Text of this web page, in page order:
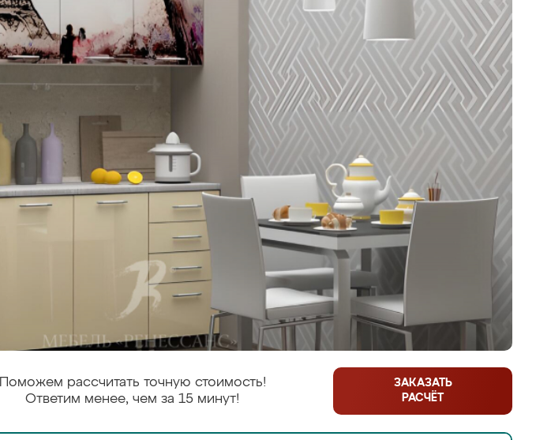
Поможем рассчитать точную стоимость!
Ответим менее, чем за 15 минут!
ЗАКАЗАТЬ
РАСЧЁТ